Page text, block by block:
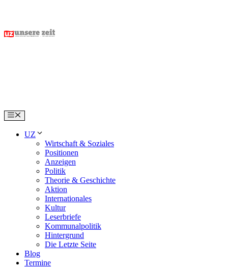
content
Menu
UZ
Wirtschaft & Soziales
Positionen
Anzeigen
Politik
Theorie & Geschichte
Aktion
Internationales
Kultur
Leserbriefe
Kommunalpolitik
Hintergrund
Die Letzte Seite
Blog
Termine